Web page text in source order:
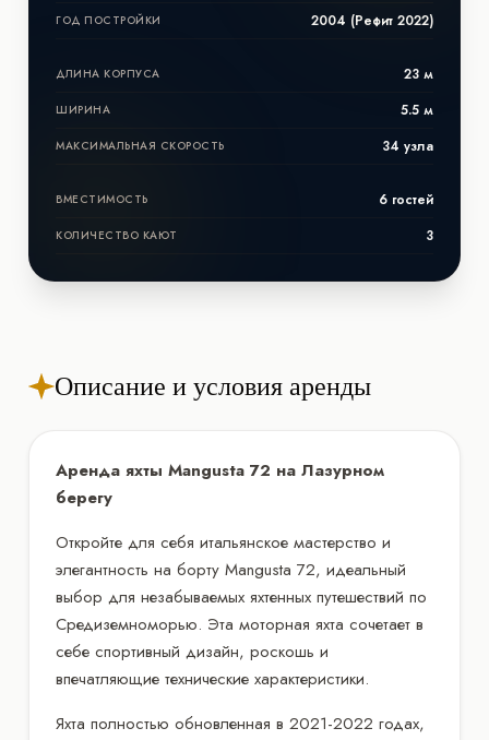
ГОД ПОСТРОЙКИ 2004 (Рефит 2022)
ДЛИНА КОРПУСА 23 м
ШИРИНА 5.5 м
МАКСИМАЛЬНАЯ СКОРОСТЬ 34 узла
ВМЕСТИМОСТЬ 6 гостей
КОЛИЧЕСТВО КАЮТ 3
Описание и условия аренды
Аренда яхты Mangusta 72 на Лазурном
берегу
Откройте для себя итальянское мастерство и
элегантность на борту Mangusta 72, идеальный
выбор для незабываемых яхтенных путешествий по
Средиземноморью. Эта моторная яхта сочетает в
себе спортивный дизайн, роскошь и
впечатляющие технические характеристики.
Яхта полностью обновленная в 2021-2022 годах,